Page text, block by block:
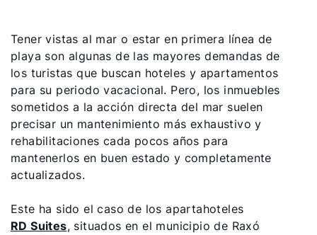
Tener vistas al mar o estar en primera línea de
playa son algunas de las mayores demandas de
los turistas que buscan hoteles y apartamentos
para su periodo vacacional. Pero, los inmuebles
sometidos a la acción directa del mar suelen
precisar un mantenimiento más exhaustivo y
rehabilitaciones cada pocos años para
mantenerlos en buen estado y completamente
actualizados.
Este ha sido el caso de los apartahoteles
RD Suites, situados en el municipio de Raxó
Olá!
Como podemos ajudá-lo?
Serviço ao cliente
Ferramentas
Ligações importantes